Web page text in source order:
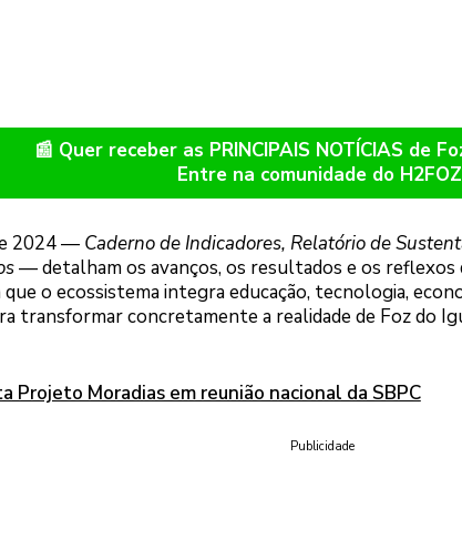
📰 Quer receber as PRINCIPAIS NOTÍCIAS de
Entre na comunidade do
2024 — Caderno de Indicadores, Relatório de
— detalham os avanços, os resultados e os
o ecossistema integra educação, tecnologia,
transformar concretamente a realidade de Foz do
Projeto Moradias em reunião nacional da SBPC
Publicidade